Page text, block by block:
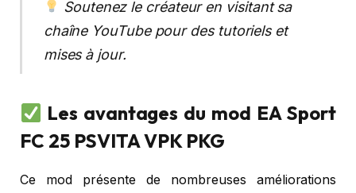
Soutenez le créateur en visitant sa
chaîne YouTube pour des tutoriels et
mises à jour.
Les avantages du mod EA Sport
FC 25 PSVITA VPK PKG
Ce mod présente de nombreuses améliorations